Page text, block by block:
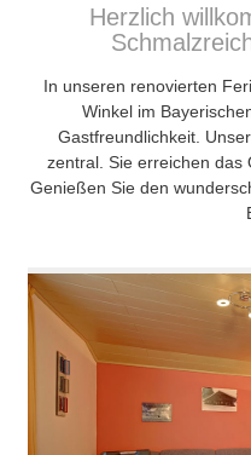
Herzlich
In unseren renovierten
Winkel im
Gastfreundlichkeit.
zentral. Sie erreichen das
Genießen Sie den